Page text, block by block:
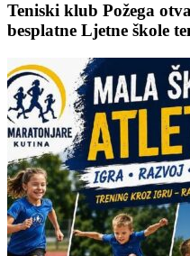
Teniski klub Požega
besplatne Ljetne škole